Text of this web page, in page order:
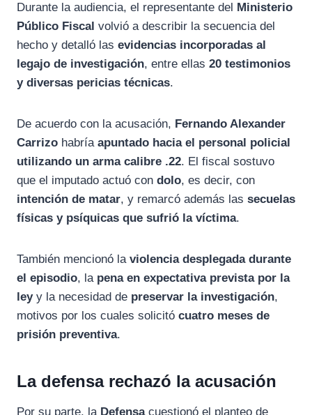
Durante la audiencia, el representante del Ministerio
Público Fiscal volvió a describir la secuencia del
hecho y detalló las evidencias incorporadas al
legajo de investigación, entre ellas 20 testimonios
y diversas pericias técnicas.
De acuerdo con la acusación, Fernando Alexander
Carrizo habría apuntado hacia el personal policial
utilizando un arma calibre .22. El fiscal sostuvo
que el imputado actuó con dolo, es decir, con
intención de matar, y remarcó además las secuelas
físicas y psíquicas que sufrió la víctima.
También mencionó la violencia desplegada durante
el episodio, la pena en expectativa prevista por la
leyy la necesidad de preservar la investigación,
motivos por los cuales solicitó cuatro meses de
prisión preventiva.
La defensa rechazó la acusación
Por su parte, la Defensacuestionó el planteo de